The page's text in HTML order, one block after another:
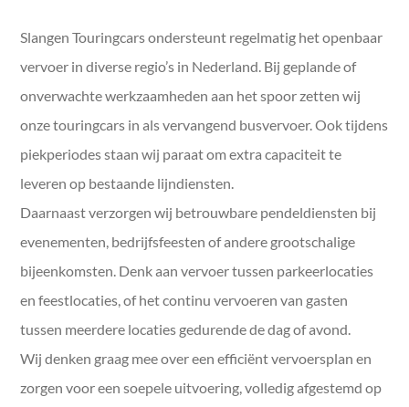
Schoolvervoer
Festivalvervoer
Zakelijk vervoer
Bedrijfsuitje
Slangen Touringcars ondersteunt regelmatig het openbaar
vervoer in diverse regio’s in Nederland. Bij geplande of
onverwachte werkzaamheden aan het spoor zetten wij
onze touringcars in als vervangend busvervoer. Ook tijdens
piekperiodes staan wij paraat om extra capaciteit te
leveren op bestaande lijndiensten.
Daarnaast verzorgen wij betrouwbare pendeldiensten bij
evenementen, bedrijfsfeesten of andere grootschalige
bijeenkomsten. Denk aan vervoer tussen parkeerlocaties
en feestlocaties, of het continu vervoeren van gasten
tussen meerdere locaties gedurende de dag of avond.
Wij denken graag mee over een efficiënt vervoersplan en
zorgen voor een soepele uitvoering, volledig afgestemd op